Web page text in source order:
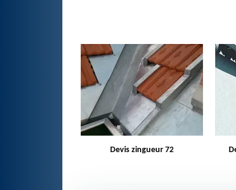
Devis pose de gouttière 72